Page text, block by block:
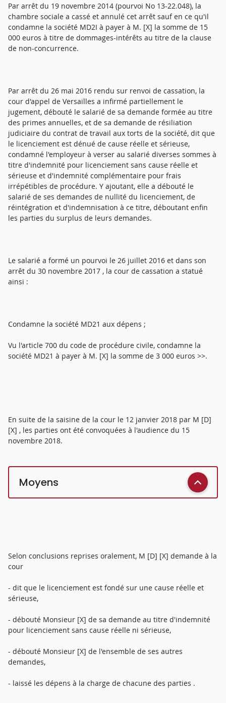
Par arrêt du 19 novembre 2014 (pourvoi No 13-22.048), la
chambre sociale a cassé et annulé cet arrêt sauf en ce qu'il
condamne la société MD2I à payer à M. [X] la somme de 15
000 euros à titre de dommages-intérêts au titre de la clause
de non-concurrence.
Par arrêt du 26 mai 2016 rendu sur renvoi de cassation, la
cour d'appel de Versailles a infirmé partiellement le
jugement, débouté le salarié de sa demande formée au titre
des primes annuelles, et de sa demande de résiliation
judiciaire du contrat de travail aux torts de la société, dit que
le licenciement est dénué de cause réelle et sérieuse,
condamné l'employeur à verser au salarié diverses sommes à
titre d'indemnité pour licenciement sans cause réelle et
sérieuse et d'indemnité complémentaire pour frais
irrépétibles de procédure. Y ajoutant, elle a débouté le
salarié de ses demandes de nullité du licenciement, de
réintégration et d'indemnisation à ce titre, déboutant enfin
les parties du surplus de leurs demandes.
Le salarié a formé un pourvoi le 26 juillet 2016 et dans son
arrêt du 30 novembre 2017 , la cour de cassation a statué
ainsi :
Condamne la société MD21 aux dépens ;
Vu l'article 700 du code de procédure civile, condamne la
société MD21 à payer à M. [X] la somme de 3 000 euros >>.
En suite de la saisine de la cour le 12 janvier 2018 par M [D]
[X] , les parties ont été convoquées à l'audience du 15
novembre 2018.
Moyens
Selon conclusions reprises oralement, M [D] [X] demande à la
cour
- dit que le licenciement est fondé sur une cause réelle et
sérieuse,
- débouté Monsieur [X] de sa demande au titre d'indemnité
pour licenciement sans cause réelle ni sérieuse,
- débouté Monsieur [X] de l'ensemble de ses autres
demandes,
- laissé les dépens à la charge de chacune des parties .